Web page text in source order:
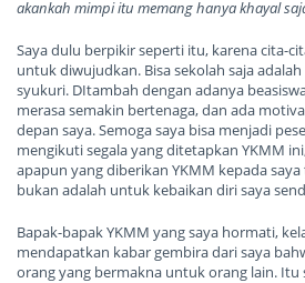
akankah mimpi itu memanghanya khayal
Saya dulu berpikir seperti itu, karena cita-
untuk diwujudkan. Bisa sekolah saja
syukuri. DItambah dengan adanya
merasa semakin bertenaga,dan ada motiv
depan saya.Semoga saya bisa menjadi
mengikuti segala yang ditetapkan YKMM
apapun yang diberikan YKMM kepada
bukan adalah untuk kebaikan diri saya
Bapak-bapak YKMM yang saya hormati,
mendapatkan kabar gembira dari saya
orang yang bermakna untuk orang lain. Itu